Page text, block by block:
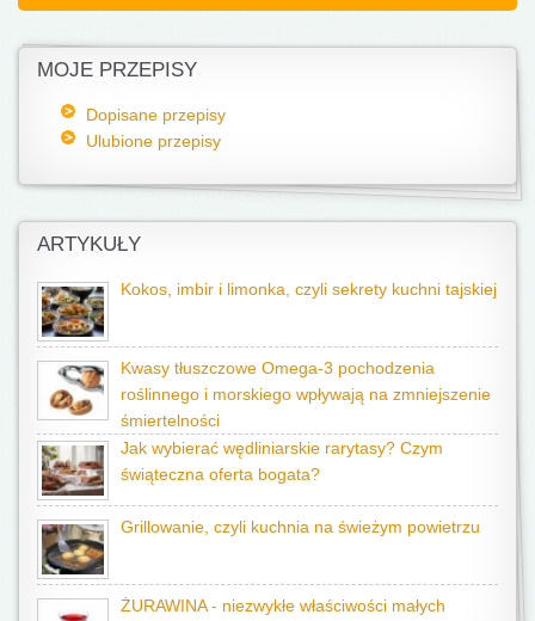
MOJE PRZEPISY
Dopisane przepisy
Ulubione przepisy
ARTYKUŁY
Kokos, imbir i limonka, czyli sekrety kuchni tajskiej
Kwasy tłuszczowe Omega-3 pochodzenia
roślinnego i morskiego wpływają na zmniejszenie
śmiertelności
Jak wybierać wędliniarskie rarytasy? Czym
świąteczna oferta bogata?
Grillowanie, czyli kuchnia na świeżym powietrzu
ŻURAWINA - niezwykłe właściwości małych